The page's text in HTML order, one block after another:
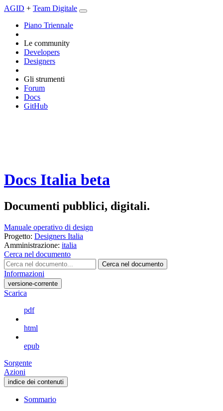
AGID + Team Digitale
Piano Triennale
Le community
Developers
Designers
Gli strumenti
Forum
Docs
GitHub
Docs Italia beta
Documenti pubblici, digitali.
Manuale operativo di design
Progetto: Designers Italia
Amministrazione: italia
Cerca nel documento
Cerca nel documento
Informazioni
versione-corrente
Scarica
pdf
html
epub
Sorgente
Azioni
indice dei contenuti
Sommario